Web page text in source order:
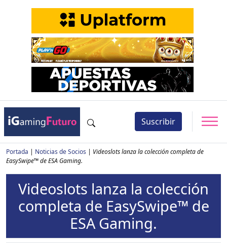
Suscribir
Portada | Noticias de Socios | Videoslots lanza la colección completa de
EasySwipe™ de ESA Gaming.
Videoslots lanza la colección
completa de EasySwipe™ de
ESA Gaming.